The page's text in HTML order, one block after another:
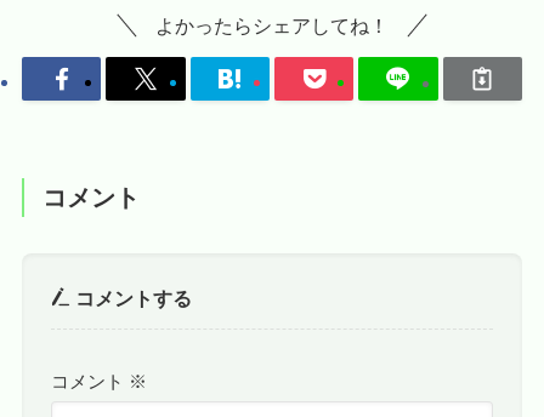
よかったらシェアしてね！
コメント
コメントする
コメント ※